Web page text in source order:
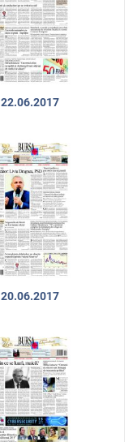
22.06.2017
20.06.2017